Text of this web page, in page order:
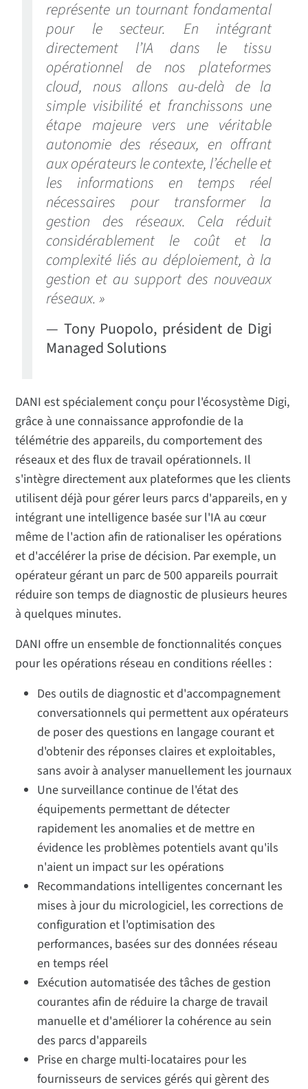
représente un tournant fondamental
pour le secteur. En intégrant
directement l’IA dans le tissu
opérationnel de nos plateformes
cloud, nous allons au-delà de la
simple visibilité et franchissons une
étape majeure vers une véritable
autonomie des réseaux, en offrant
aux opérateurs le contexte, l’échelle et
les informations en temps réel
nécessaires pour transformer la
gestion des réseaux. Cela réduit
considérablement le coût et la
complexité liés au déploiement, à la
gestion et au support des nouveaux
réseaux. »
— Tony Puopolo, président de Digi
Managed Solutions
DANI est spécialement conçu pour l'écosystème Digi,
grâce à une connaissance approfondie de la
télémétrie des appareils, du comportement des
réseaux et des flux de travail opérationnels. Il
s'intègre directement aux plateformes que les clients
utilisent déjà pour gérer leurs parcs d'appareils, en y
intégrant une intelligence basée sur l'IA au cœur
même de l'action afin de rationaliser les opérations
et d'accélérer la prise de décision. Par exemple, un
opérateur gérant un parc de 500 appareils pourrait
réduire son temps de diagnostic de plusieurs heures
à quelques minutes.
DANI offre un ensemble de fonctionnalités conçues
pour les opérations réseau en conditions réelles :
Des outils de diagnostic et d'accompagnement
conversationnels qui permettent aux opérateurs
de poser des questions en langage courant et
d'obtenir des réponses claires et exploitables,
sans avoir à analyser manuellement les journaux
Une surveillance continue de l'état des
équipements permettant de détecter
rapidement les anomalies et de mettre en
évidence les problèmes potentiels avant qu'ils
n'aient un impact sur les opérations
Recommandations intelligentes concernant les
mises à jour du micrologiciel, les corrections de
configuration et l'optimisation des
performances, basées sur des données réseau
en temps réel
Exécution automatisée des tâches de gestion
courantes afin de réduire la charge de travail
manuelle et d'améliorer la cohérence au sein
des parcs d'appareils
Prise en charge multi-locataires pour les
fournisseurs de services gérés qui gèrent des